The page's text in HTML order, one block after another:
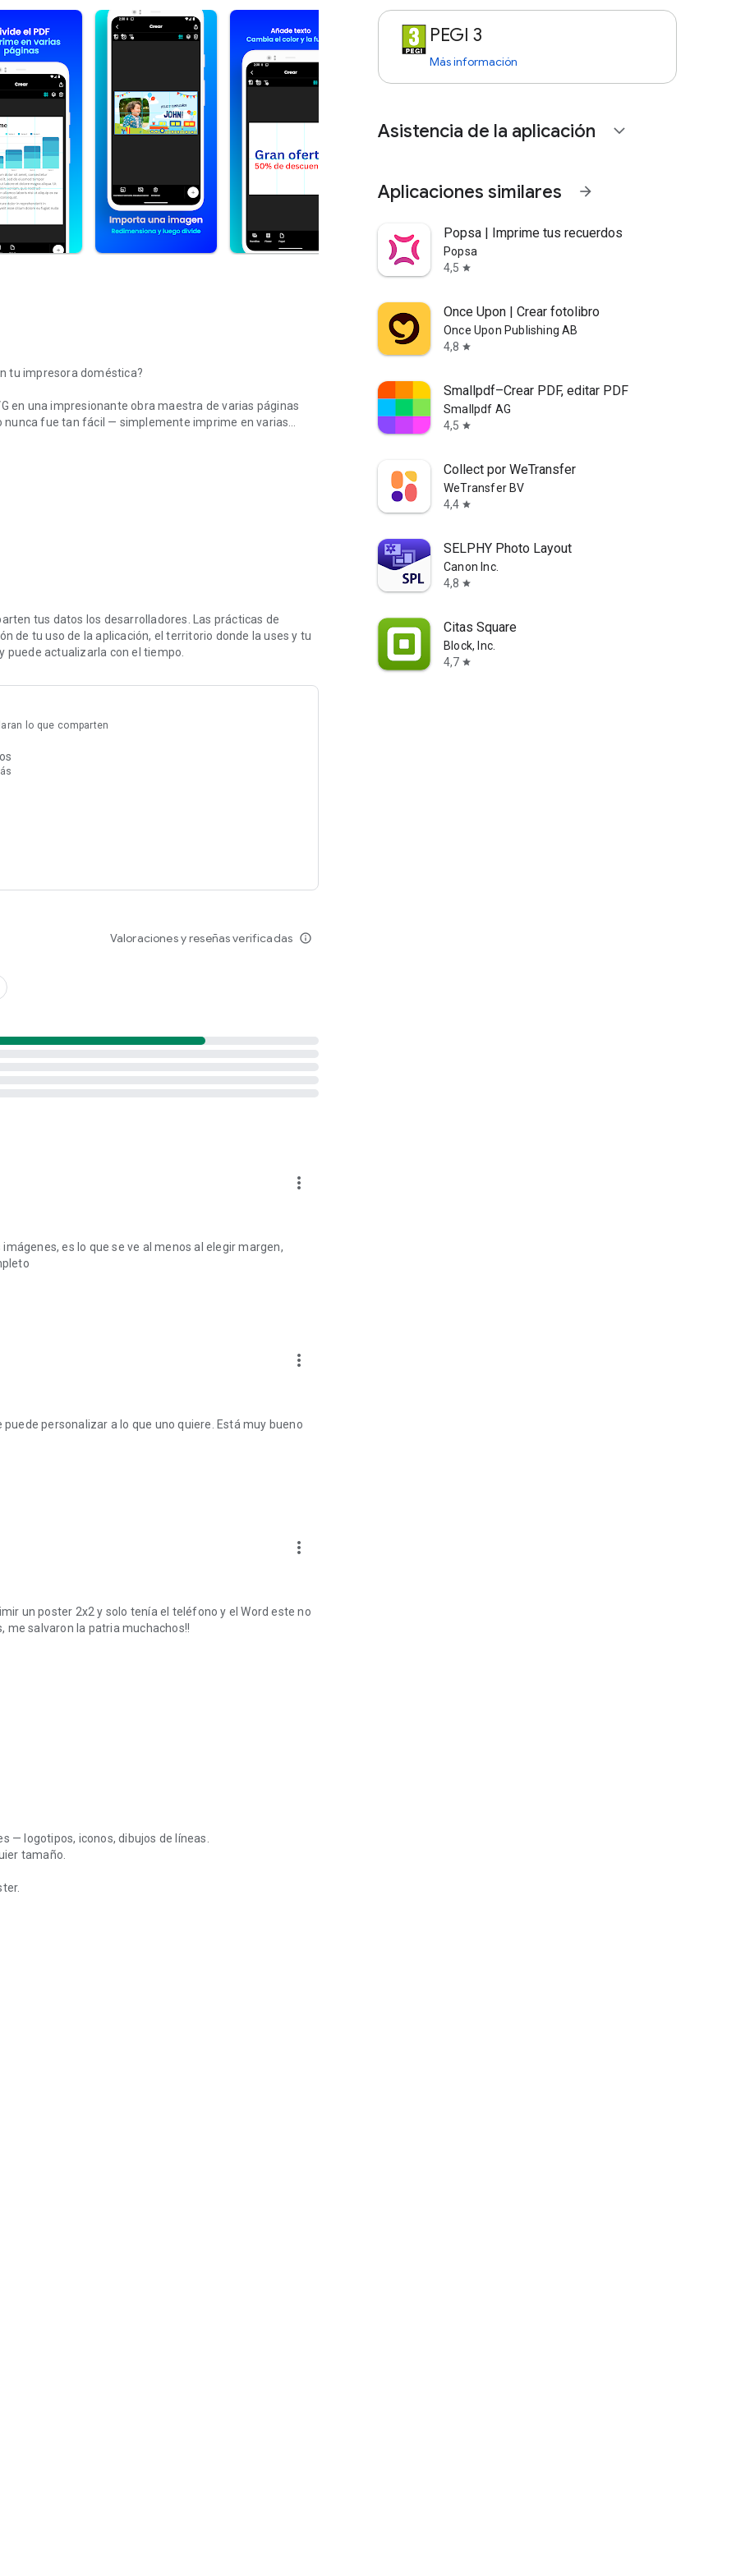
tu impresora doméstica?
en una impresionante obra maestra de varias páginas
nunca fue tan fácil — simplemente imprime en varias
tu póster.
para texto, logotipos y dibujos de líneas.
a una copistería si no tienes.
formas, el arte SVG y las páginas PDF importadas como
por muy grande que imprimas.
tamaño
tus datos los desarrolladores. Las prácticas de
de tu uso de la aplicación, el territorio donde la uses y tu
puede actualizarla con el tiempo.
lo que comparten
Valoraciones y reseñas verificadas info_outline
more_vert
es lo que se ve al menos al elegir margen,
more_vert
personalizar a lo que uno quiere. Está muy bueno
more_vert
un poster 2x2 y solo tenía el teléfono y el Word este no
me salvaron la patria muchachos!!
— logotipos, iconos, dibujos de líneas.
tamaño.
PEGI 3
Más información
Asistencia de la aplicación expand_more
Aplicaciones similares arrow_forward
Popsa | Imprime tus recuerdos
Popsa
4,5 star
Once Upon | Crear fotolibro
Once Upon Publishing AB
4,8 star
Smallpdf–Crear PDF, editar PDF
Smallpdf AG
4,5 star
Collect por WeTransfer
WeTransfer BV
4,4 star
SELPHY Photo Layout
Canon Inc.
4,8 star
Citas Square
Block, Inc.
4,7 star